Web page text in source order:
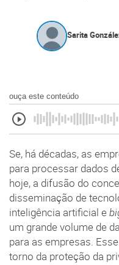
Sarita
ouça este conteúdo
Se, há décadas, as
para processar dados
hoje, a difusão do
disseminação de
inteligência artificial e
um grande volume de
para as empresas.
torno da proteção da